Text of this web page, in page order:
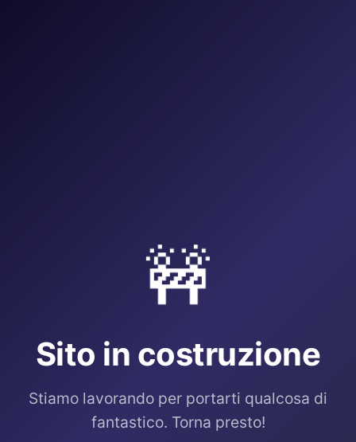
🚧
Sito in costruzione
Stiamo lavorando per portarti qualcosa di
fantastico. Torna presto!